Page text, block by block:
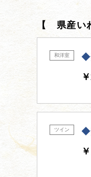
【 県産
和洋室
◆
ツイン
◆